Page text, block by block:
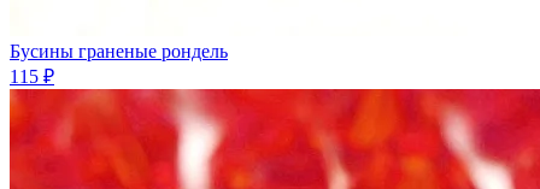
Бусины граненые рондель
115 ₽